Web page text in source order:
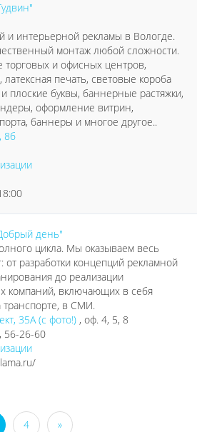
и интерьерной рекламы в Вологде.
монтаж любой сложности.
и офисных центров,
печать, световые короба
плоские буквы, баннерные растяжки,
оформление витрин,
баннеры и многое другое..
8б
день"
цикла. Мы оказываем весь
от разработки концепций рекламной
до реализации
компаний, включающих в себя
в СМИ.
35А (с фото!) , оф. 4, 5, 8
56-26-60
4
»